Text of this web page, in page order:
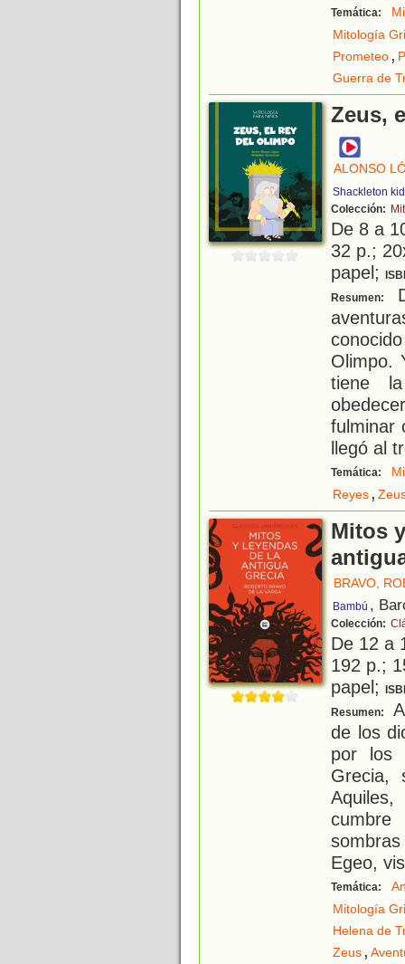
Temática:
Mitología
Prometeo,
Guerra de
Zeus,
ALONSO
Shackleton
Colección:
De 8 a
32 p.;
papel;
Resumen:
Olimpo.
tiene
fulminar
llegó al
Temática:
Reyes,
Mitos
BRAVO,
Bambú ,
Colección:
De 12 a
192 p.;
papel;
Resumen:
de los
por los
Grecia,
Egeo,
Temática:
Mitología
Helena de
Zeus,